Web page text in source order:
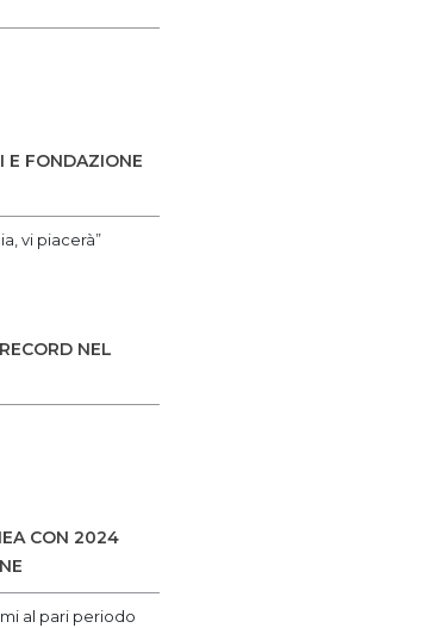
E FONDAZIONE
vi piacerà”
NEL
CON 2024
al pari periodo